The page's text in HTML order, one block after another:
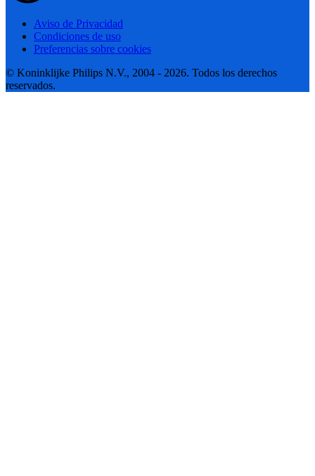
Aviso de Privacidad
Condiciones de uso
Preferencias sobre cookies
© Koninklijke Philips N.V., 2004 - 2026. Todos los derechos
reservados.